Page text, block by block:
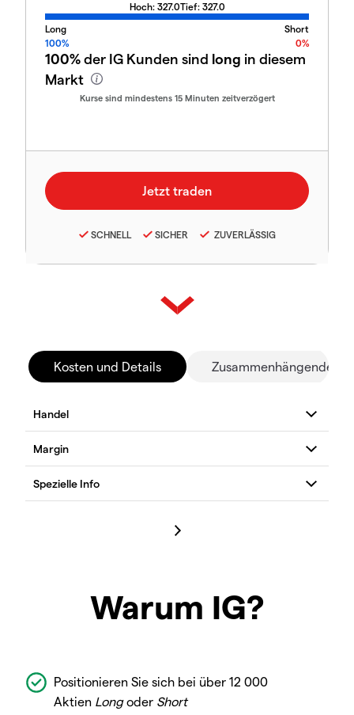
Hoch: 327.0Tief: 327.0
Long
Short
100%
0%
100%der IG Kunden sind long in diesem
Markt
Kurse sind mindestens 15 Minuten zeitverzögert
SCHNELL SICHER ZUVERLÄSSIG
Kosten und Details Zusammenhängende
Warum IG?
Positionieren Sie sich bei über 12 000
Aktien Longoder Short